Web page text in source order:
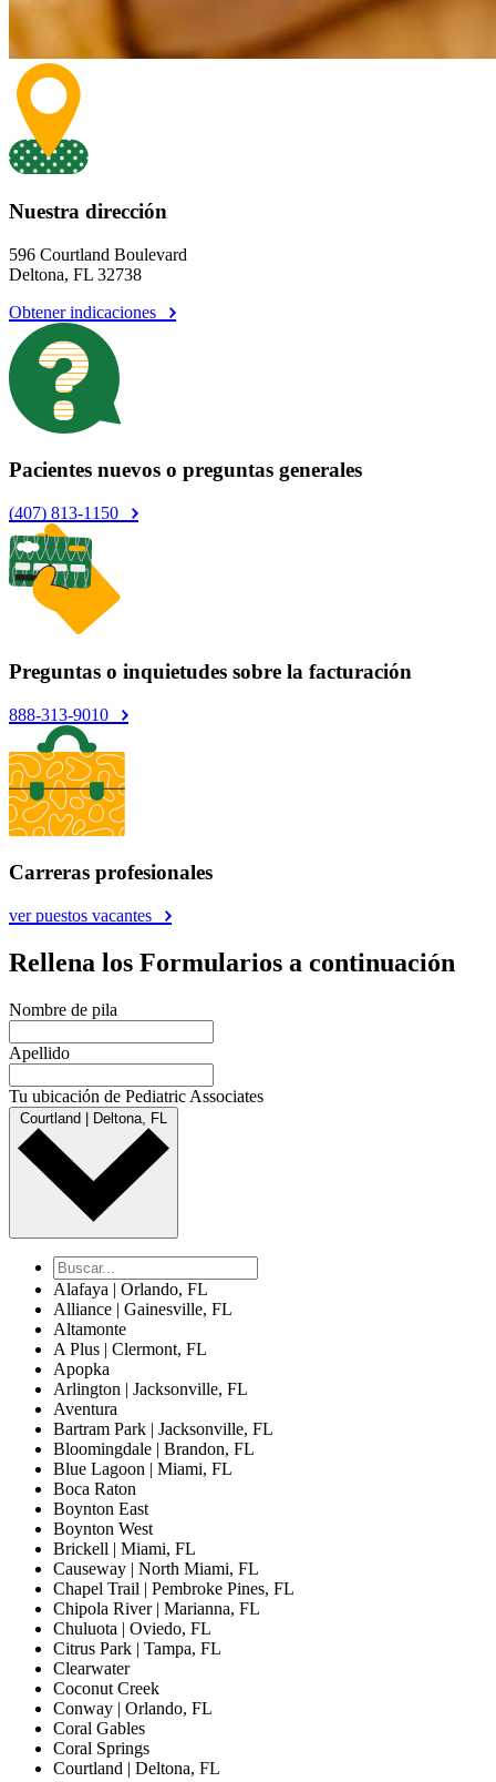
Nuestra dirección
596 Courtland Boulevard
Deltona, FL 32738
Obtener indicaciones
Pacientes nuevos o preguntas generales
(407) 813-1150
Preguntas o inquietudes sobre la facturación
888-313-9010
Carreras profesionales
ver puestos vacantes
Rellena los Formularios a continuación
Nombre de pila
Apellido
Tu ubicación de Pediatric Associates
Courtland | Deltona, FL
Alafaya | Orlando, FL
Alliance | Gainesville, FL
Altamonte
A Plus | Clermont, FL
Apopka
Arlington | Jacksonville, FL
Aventura
Bartram Park | Jacksonville, FL
Bloomingdale | Brandon, FL
Blue Lagoon | Miami, FL
Boca Raton
Boynton East
Boynton West
Brickell | Miami, FL
Causeway | North Miami, FL
Chapel Trail | Pembroke Pines, FL
Chipola River | Marianna, FL
Chuluota | Oviedo, FL
Citrus Park | Tampa, FL
Clearwater
Coconut Creek
Conway | Orlando, FL
Coral Gables
Coral Springs
Courtland | Deltona, FL